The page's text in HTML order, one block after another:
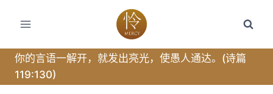
你的言语一解开，就发出亮光，使愚人通达。(诗篇
119:130)